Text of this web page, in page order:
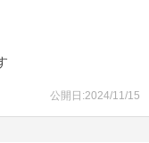
公開日:2024/11/15